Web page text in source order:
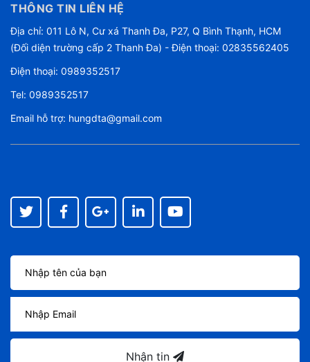
THÔNG TIN LIÊN HỆ
Địa chỉ: 011 Lô N, Cư xá Thanh Đa, P27, Q Bình Thạnh, HCM
(Đối diện trường cấp 2 Thanh Đa) - Điện thoại: 02835562405
Điện thoại: 0989352517
Tel: 0989352517
Email hỗ trợ: hungdta@gmail.com
Nhận tin